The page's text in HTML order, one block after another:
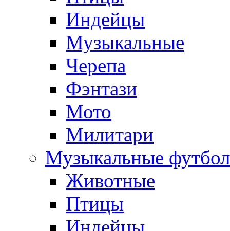
Индейцы
Музыкальные
Черепа
Фэнтази
Мото
Милитари
Музыкальные
Животные
Птицы